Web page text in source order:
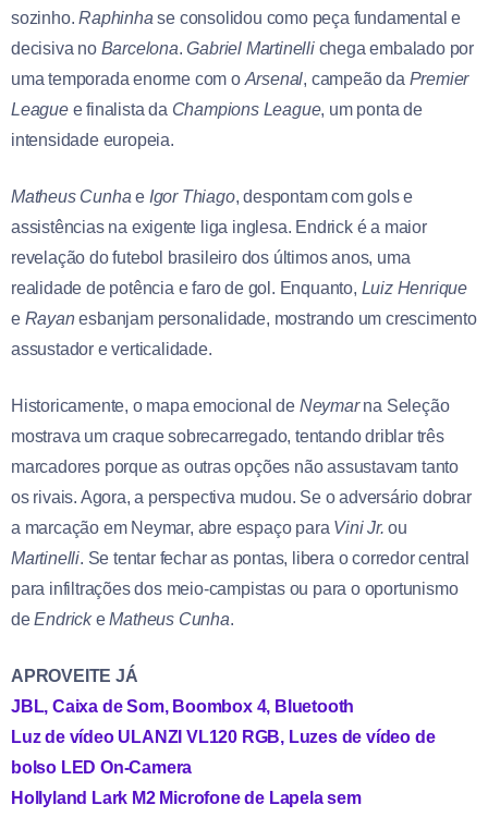
sozinho.Raphinha se consolidou como peça fundamental e
decisiva no Barcelona.Gabriel Martinellichega embalado por
uma temporada enorme com o Arsenal, campeão da Premier
Leaguee finalista da Champions League, um ponta de
intensidade europeia.
Matheus Cunha e Igor Thiago, despontam com gols e
assistências na exigente liga inglesa. Endrick é a maior
revelação do futebol brasileiro dos últimos anos, uma
realidade de potência e faro de gol. Enquanto, Luiz Henrique
e Rayanesbanjam personalidade, mostrando um crescimento
assustador e verticalidade.
Historicamente, o mapa emocional de Neymarna Seleção
mostrava um craque sobrecarregado, tentando driblar três
marcadores porque as outras opções não assustavam tanto
os rivais. Agora, a perspectiva mudou. Se o adversário dobrar
a marcação em Neymar, abre espaço para Vini Jr.ou
Martinelli. Se tentar fechar as pontas, libera o corredor central
para infiltrações dos meio-campistas ou para o oportunismo
deEndrickeMatheus Cunha.
APROVEITE JÁ
JBL, Caixa de Som, Boombox 4, Bluetooth
Luz de vídeo ULANZI VL120 RGB, Luzes de vídeo de
bolso LED On-Camera
Hollyland Lark M2 Microfone de Lapela sem